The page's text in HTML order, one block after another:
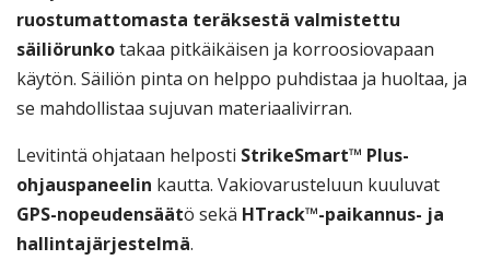
ruostumattomasta teräksestä valmistettu
säiliörunkotakaa pitkäikäisen ja korroosiovapaan
käytön. Säiliön pinta on helppo puhdistaa ja huoltaa, ja
se mahdollistaa sujuvan materiaalivirran.
Levitintä ohjataan helposti StrikeSmart™ Plus-
ohjauspaneelin kautta. Vakiovarusteluun kuuluvat
GPS-nopeudensäätö sekä HTrack™-paikannus- ja
hallintajärjestelmä.